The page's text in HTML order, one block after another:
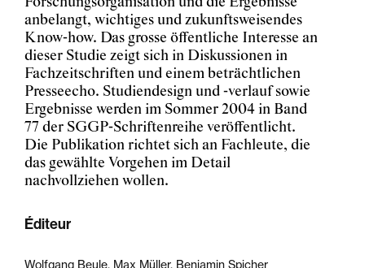
anbelangt, wichtiges und zukunftsweisendes
Know-how. Das grosse öffentliche Interesse an
dieser Studie zeigt sich in Diskussionen in
Fachzeitschriften und einem beträchtlichen
Presseecho. Studiendesign und -verlauf sowie
Ergebnisse werden im Sommer 2004 in Band
77 der SGGP-Schriftenreihe veröffentlicht.
Die Publikation richtet sich an Fachleute, die
das gewählte Vorgehen im Detail
nachvollziehen wollen.
Éditeur
Wolfgang Beule, Max Müller, Benjamin Spicher